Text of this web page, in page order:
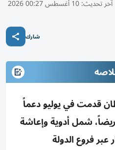
آخر تحديث:10 أغسطس 00:27 2026
شارك
قدمت في يوليو دعماً
ألف درهم لـ40 مريضاً، شمل أدوية وإعاشة
عبر فروع الدولة